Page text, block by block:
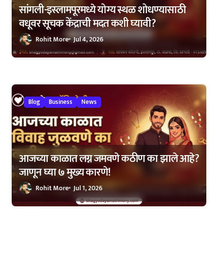
सांगली-इस्लामपूरमध्ये योग्य स्थळ शोधण्यासाठी
वधूवर सूचक केंद्राची मदत कशी घ्यावी?
Rohit More Jul 4, 2026
Blog Business News
आजच्या काळात लग्न जमवणे कठीण का झाले आहे?
जाणून घ्या ७ मुख्य कारणे!
Rohit More Jul 1, 2026